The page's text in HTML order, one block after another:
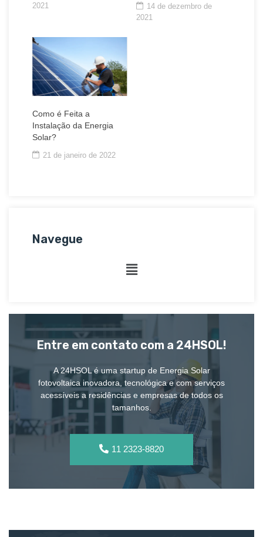
2021
14 de dezembro de
2021
Como é Feita a
Instalação da Energia
Solar?
21 de janeiro de 2022
Navegue
Entre em contato com a 24HSOL!
A 24HSOL é uma startup de Energia Solar
fotovoltaica inovadora, tecnológica e com serviços
acessíveis a residências e empresas de todos os
tamanhos.
11 2323-8820